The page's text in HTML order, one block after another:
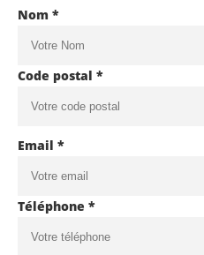
Nom *
Code postal *
Email *
Téléphone *